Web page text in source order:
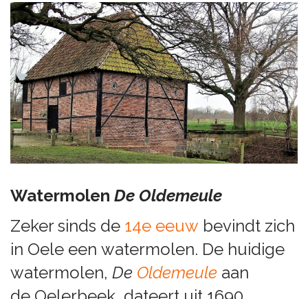
Watermolen De Oldemeule
Zeker sinds de 14e eeuw bevindt zich
in Oele een watermolen. De huidige
watermolen, De Oldemeule aan